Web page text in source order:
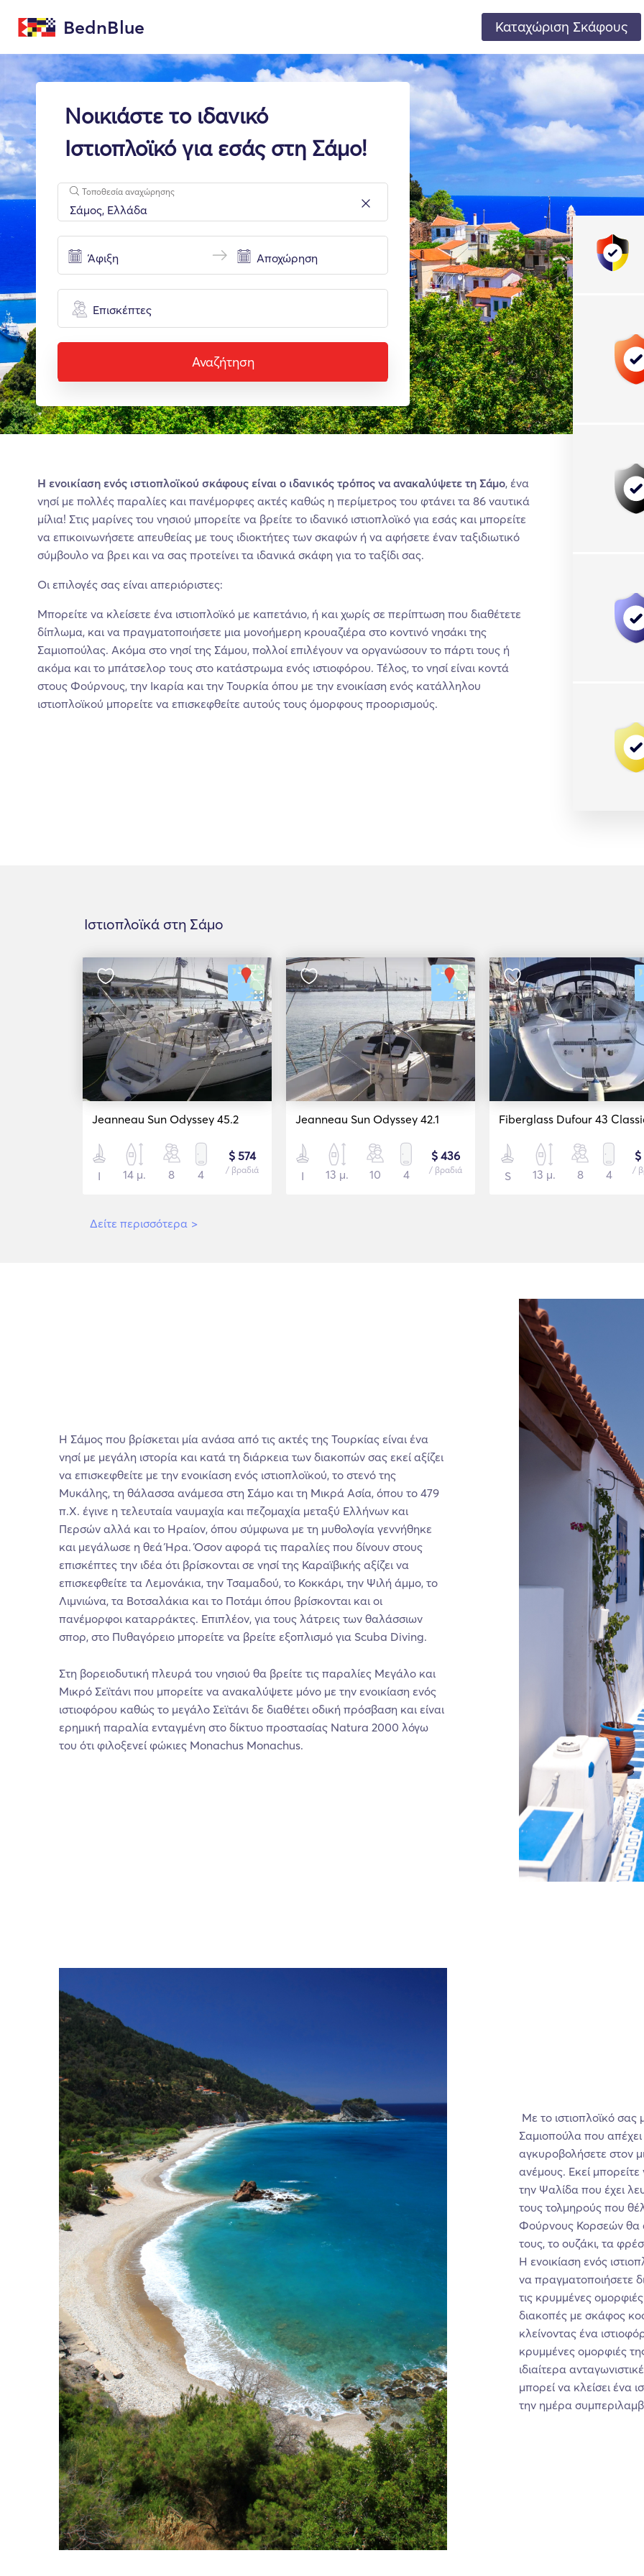
BednBlue Καταχώριση Σκάφους
Νοικιάστε το ιδανικό
Ιστιοπλοϊκό για εσάς στη Σάμο!
Τοποθεσία αναχώρησης
Επισκέπτες
Αναζήτηση
Η ενοικίαση ενός ιστιοπλοϊκού σκάφους είναι ο ιδανικός τρόπος να ανακαλύψετε τη Σάμο, ένα
νησί με πολλές παραλίες και πανέμορφες ακτές καθώς η περίμετρος του φτάνει τα 86 ναυτικά
μίλια! Στις μαρίνες του νησιού μπορείτε να βρείτε το ιδανικό ιστιοπλοϊκό για εσάς και μπορείτε
να επικοινωνήσετε απευθείας με τους ιδιοκτήτες των σκαφών ή να αφήσετε έναν ταξιδιωτικό
σύμβουλο να βρει και να σας προτείνει τα ιδανικά σκάφη για το ταξίδι σας.
Οι επιλογές σας είναι απεριόριστες:
Μπορείτε να κλείσετε ένα ιστιοπλοϊκό με καπετάνιο, ή και χωρίς σε περίπτωση που διαθέτετε
δίπλωμα, και να πραγματοποιήσετε μια μονοήμερη κρουαζιέρα στο κοντινό νησάκι της
Σαμιοπούλας. Ακόμα στο νησί της Σάμου, πολλοί επιλέγουν να οργανώσουν το πάρτι τους ή
ακόμα και το μπάτσελορ τους στο κατάστρωμα ενός ιστιοφόρου. Τέλος, το νησί είναι κοντά
στους Φούρνους, την Ικαρία και την Τουρκία όπου με την ενοικίαση ενός κατάλληλου
ιστιοπλοϊκού μπορείτε να επισκεφθείτε αυτούς τους όμορφους προορισμούς.
Ιστιοπλοϊκά στη Σάμο
Jeanneau Sun Odyssey 45.2
Ι 14 μ. 8 4
$ 574
/ βραδιά
Jeanneau Sun Odyssey 42.1
Ι 13 μ. 10 4
$ 436
/ βραδιά
Fiberglass Dufour 43
S 13 μ. 8 4
$
/
Δείτε περισσότερα >
Η Σάμος που βρίσκεται μία ανάσα από τις ακτές της Τουρκίας είναι ένα
νησί με μεγάλη ιστορία και κατά τη διάρκεια των διακοπών σας εκεί αξίζει
να επισκεφθείτε με την ενοικίαση ενός ιστιοπλοϊκού, το στενό της
Μυκάλης, τη θάλασσα ανάμεσα στη Σάμο και τη Μικρά Ασία, όπου το 479
π.Χ. έγινε η τελευταία ναυμαχία και πεζομαχία μεταξύ Ελλήνων και
Περσών αλλά και το Ηραίον, όπου σύμφωνα με τη μυθολογία γεννήθηκε
και μεγάλωσε η θεά Ήρα. Όσον αφορά τις παραλίες που δίνουν στους
επισκέπτες την ιδέα ότι βρίσκονται σε νησί της Καραϊβικής αξίζει να
επισκεφθείτε τα Λεμονάκια, την Τσαμαδού, το Κοκκάρι, την Ψιλή άμμο, το
Λιμνιώνα, τα Βοτσαλάκια και το Ποτάμι όπου βρίσκονται και οι
πανέμορφοι καταρράκτες. Επιπλέον, για τους λάτρεις των θαλάσσιων
σπορ, στο Πυθαγόρειο μπορείτε να βρείτε εξοπλισμό για Scuba Diving.
Στη βορειοδυτική πλευρά του νησιού θα βρείτε τις παραλίες Μεγάλο και
Μικρό Σεϊτάνι που μπορείτε να ανακαλύψετε μόνο με την ενοικίαση ενός
ιστιοφόρου καθώς το μεγάλο Σεϊτάνι δε διαθέτει οδική πρόσβαση και είναι
ερημική παραλία ενταγμένη στο δίκτυο προστασίας Natura 2000 λόγω
του ότι φιλοξενεί φώκιες Monachus Monachus.
Με το ιστιοπλοϊκό
Σαμιοπούλα που απέχει
αγκυροβολήσετε στον
ανέμους. Εκεί
την Ψαλίδα που έχει
τους τολμηρούς που
Φούρνους Κορσεών θα
τους, το ουζάκι, τα
Η ενοικίαση ενός
να πραγματοποιήσετε
τις κρυμμένες
διακοπές με σκάφος
κλείνοντας ένα
κρυμμένες ομορφιές
ιδιαίτερα
μπορεί να κλείσει ένα
την ημέρα